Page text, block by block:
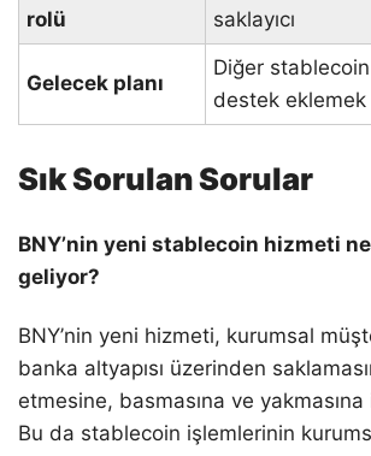
rolü
saklayıcı
Gelecek planı
Diğer stablecoin
destek eklemek
Sık Sorulan Sorular
BNY’nin yeni stablecoin hizmeti
geliyor?
BNY’nin yeni hizmeti, kurumsal
banka altyapısı üzerinden
etmesine, basmasına ve yakmasına
Bu da stablecoin işlemlerinin